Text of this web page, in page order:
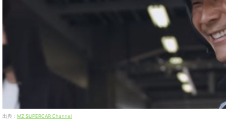
出典： MZ SUPERCAR Channel